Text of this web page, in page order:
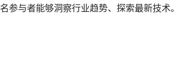
与者能够洞察行业趋势、探索最新技术。